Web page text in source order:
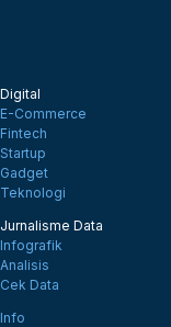
Digital
E-Commerce
Fintech
Startup
Gadget
Teknologi
Jurnalisme Data
Infografik
Analisis
Cek Data
Info